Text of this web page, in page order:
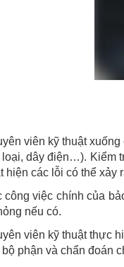
viên kỹ thuật
loại, dây điện…). Kiểm
hiện các lỗi có thể xảy
công việc chính của
nếu có.
viên kỹ thuật thực
phận và chẩn đoán